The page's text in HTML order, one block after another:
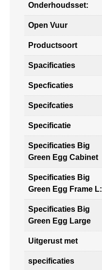
Onderhoudsset:
Open Vuur
Productsoort
Spacificaties
Specficaties
Specifcaties
Specificatie
Specificaties Big
Green Egg Cabinet
Specificaties Big
Green Egg Frame L:
Specificaties Big
Green Egg Large
Uitgerust met
specificaties